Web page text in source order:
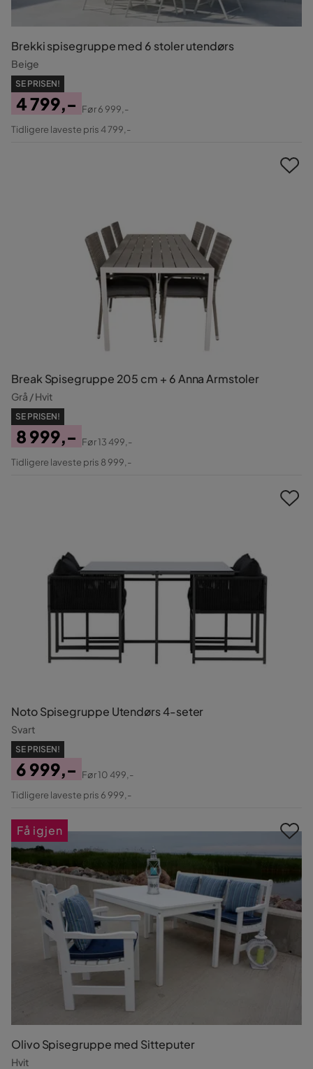
Brekki spisegruppe med 6 stoler utendørs
Beige
SE PRISEN!
Pris
4 799,-
Original
Før6 999,-
Tidligere laveste pris 4 799,-
Break Spisegruppe 205 cm + 6 Anna Armstoler
Grå / Hvit
SE PRISEN!
Pris
8 999,-
Original
Før13 499,-
Tidligere laveste pris 8 999,-
Noto Spisegruppe Utendørs 4-seter
Svart
SE PRISEN!
Pris
6 999,-
Original
Før10 499,-
Tidligere laveste pris 6 999,-
Olivo Spisegruppe med Sitteputer
Hvit
Få igjen